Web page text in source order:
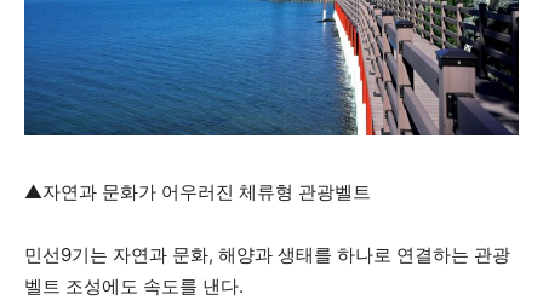
▲자연과 문화가 어우러진 체류형 관광벨트
민선9기는 자연과 문화, 해양과 생태를 하나로 연결하는 관광
벨트 조성에도 속도를 낸다.